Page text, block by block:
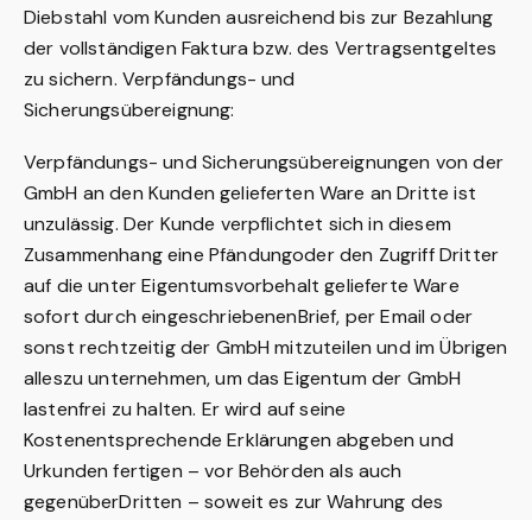
Diebstahl vom Kunden ausreichend bis zur Bezahlung
der vollständigen Faktura bzw. des Vertragsentgeltes
zu sichern. Verpfändungs- und
Sicherungsübereignung:
Verpfändungs- und Sicherungsübereignungen von der
GmbH an den Kunden gelieferten Ware an Dritte ist
unzulässig. Der Kunde verpflichtet sich in diesem
Zusammenhang eine Pfändungoder den Zugriff Dritter
auf die unter Eigentumsvorbehalt gelieferte Ware
sofort durch eingeschriebenenBrief, per Email oder
sonst rechtzeitig der GmbH mitzuteilen und im Übrigen
alleszu unternehmen, um das Eigentum der GmbH
lastenfrei zu halten. Er wird auf seine
Kostenentsprechende Erklärungen abgeben und
Urkunden fertigen – vor Behörden als auch
gegenüberDritten – soweit es zur Wahrung des